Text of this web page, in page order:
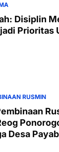
Disiplin
Prioritas
RUSMIN
Desa